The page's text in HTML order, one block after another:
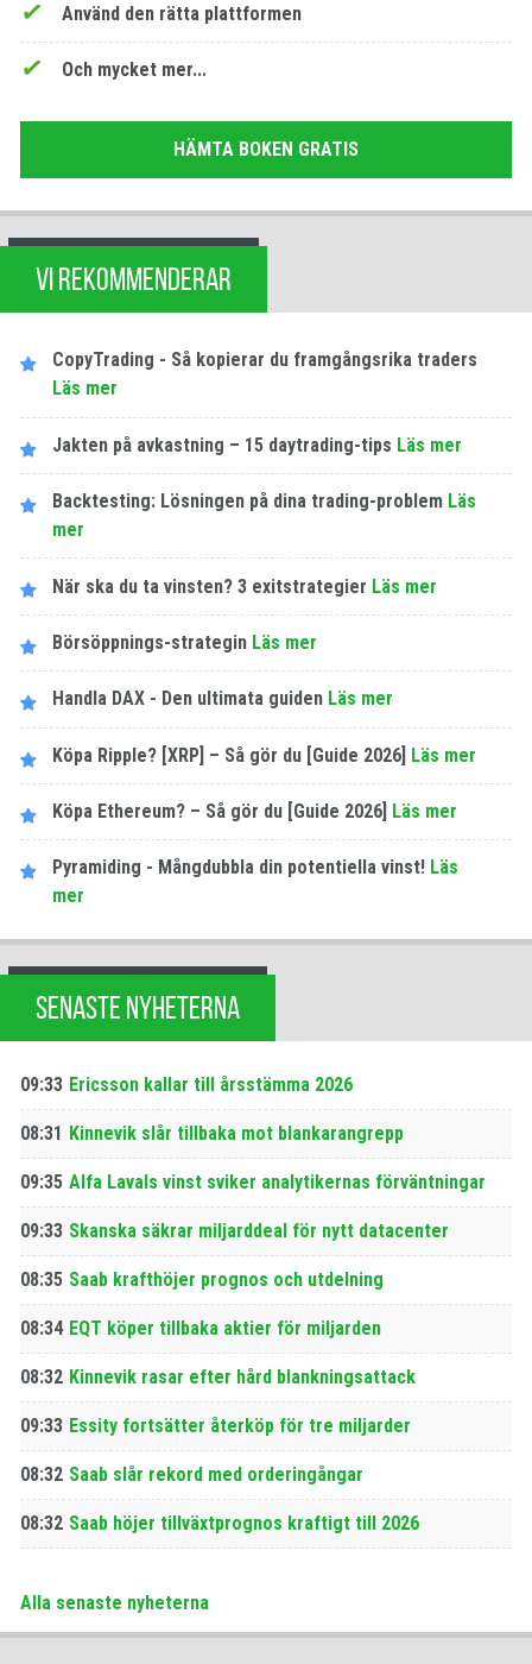
Använd den rätta plattformen
Och mycket mer...
HÄMTA BOKEN GRATIS
VI REKOMMENDERAR
CopyTrading - Så kopierar du framgångsrika traders
Läs mer
Jakten på avkastning – 15 daytrading-tips Läs mer
Backtesting: Lösningen på dina trading-problem Läs
mer
När ska du ta vinsten? 3 exitstrategier Läs mer
Börsöppnings-strategin Läs mer
Handla DAX - Den ultimata guiden Läs mer
Köpa Ripple? [XRP] – Så gör du [Guide 2026] Läs mer
Köpa Ethereum? – Så gör du [Guide 2026] Läs mer
Pyramiding - Mångdubbla din potentiella vinst! Läs
mer
SENASTE NYHETERNA
09:33 Ericsson kallar till årsstämma 2026
08:31 Kinnevik slår tillbaka mot blankarangrepp
09:35 Alfa Lavals vinst sviker analytikernas förväntningar
09:33 Skanska säkrar miljarddeal för nytt datacenter
08:35 Saab krafthöjer prognos och utdelning
08:34 EQT köper tillbaka aktier för miljarden
08:32 Kinnevik rasar efter hård blankningsattack
09:33 Essity fortsätter återköp för tre miljarder
08:32 Saab slår rekord med orderingångar
08:32 Saab höjer tillväxtprognos kraftigt till 2026
Alla senaste nyheterna